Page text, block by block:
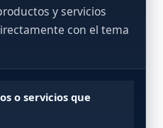
y servicios
con el tema
o servicios que